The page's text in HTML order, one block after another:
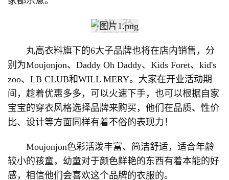
丸高衣料旗下的6大子品牌也将在店内销售，分
别为Moujonjon、Daddy Oh Daddy、Kids Foret、kid's
zoo、LB CLUB和WILL MERY。大家在开业活动期
间，趁着优惠多多，可以火速下手，也可以根据自家
宝宝的穿衣风格选择品牌来购买，他们在品质、性价
比、设计等方面同样有着不俗的表现力！
Moujonjon色彩活泼丰富、简洁舒适，适合年龄
较小的孩童，幼童对于颜色鲜艳的东西有着本能的好
感，相信他们会喜欢这个品牌的衣服的。